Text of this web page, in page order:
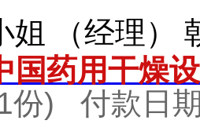
姐 （经理）
国药用干燥
份) 付款日